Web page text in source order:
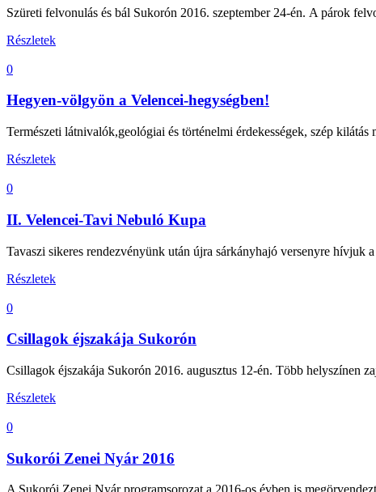
Szüreti felvonulás és bál Sukorón 2016. szeptember 24-én. A párok
Részletek
0
Hegyen-völgyön a Velencei-hegységben!
Természeti látnivalók,geológiai és történelmi érdekességek, szép
Részletek
0
II. Velencei-Tavi Nebuló Kupa
Tavaszi sikeres rendezvényünk után újra sárkányhajó versenyre
Részletek
0
Csillagok éjszakája Sukorón
Csillagok éjszakája Sukorón 2016. augusztus 12-én. Több helyszínen
Részletek
0
Sukorói Zenei Nyár 2016